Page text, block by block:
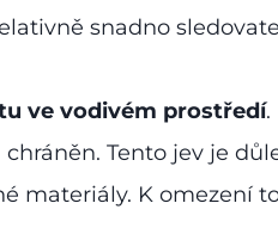
snadno
ve vodivém prostředí.
Tento jev je
materiály. K omezení